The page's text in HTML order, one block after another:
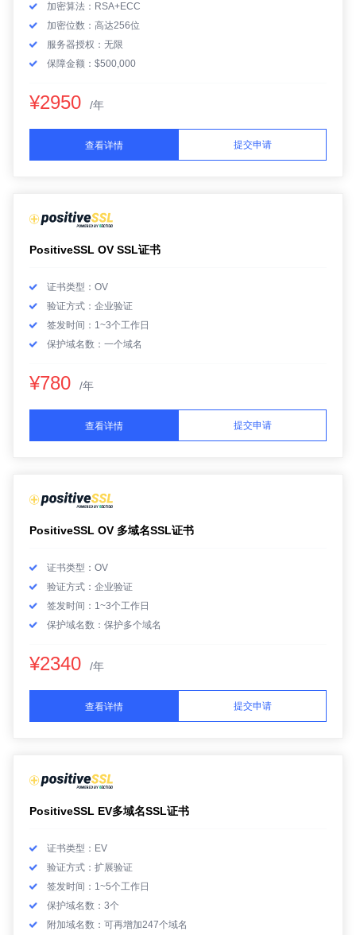
加密算法：RSA+ECC
加密位数：高达256位
服务器授权：无限
保障金额：$500,000
¥2950 /年
查看详情 提交申请
PositiveSSL OV SSL证书
证书类型：OV
验证方式：企业验证
签发时间：1~3个工作日
保护域名数：一个域名
¥780 /年
查看详情 提交申请
PositiveSSL OV 多域名SSL证书
证书类型：OV
验证方式：企业验证
签发时间：1~3个工作日
保护域名数：保护多个域名
¥2340 /年
查看详情 提交申请
PositiveSSL EV多域名SSL证书
证书类型：EV
验证方式：扩展验证
签发时间：1~5个工作日
保护域名数：3个
附加域名数：可再增加247个域名